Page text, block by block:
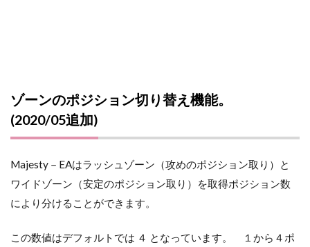
ゾーンのポジション切り替え機能。
(2020/05追加)
Majesty－EAはラッシュゾーン（攻めのポジション取り）と
ワイドゾーン（安定のポジション取り）を取得ポジション数
により分けることができます。
この数値はデフォルトでは ４ となっています。 １から４ポ